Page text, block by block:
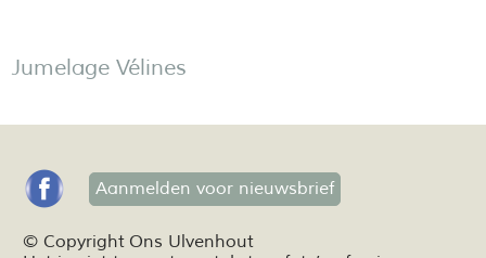
Jumelage Vélines
Aanmelden voor nieuwsbrief
© Copyright Ons Ulvenhout